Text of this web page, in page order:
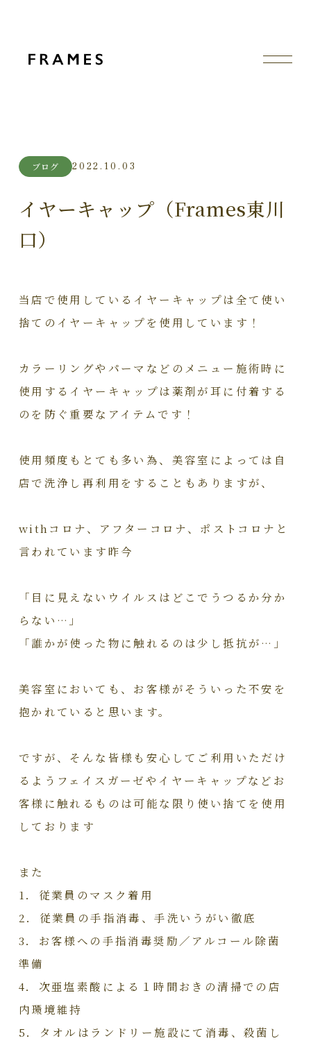
ブログ 2022.10.03
イヤーキャップ（Frames東川
口）
当店で使用しているイヤーキャップは全て使い
捨てのイヤーキャップを使用しています！
カラーリングやパーマなどのメニュー施術時に
使用するイヤーキャップは薬剤が耳に付着する
のを防ぐ重要なアイテムです！
使用頻度もとても多い為、美容室によっては自
店で洗浄し再利用をすることもありますが、
withコロナ、アフターコロナ、ポストコロナと
言われています昨今
「目に見えないウイルスはどこでうつるか分か
らない…」
「誰かが使った物に触れるのは少し抵抗が…」
美容室においても、お客様がそういった不安を
抱かれていると思います。
ですが、そんな皆様も安心してご利用いただけ
るようフェイスガーゼやイヤーキャップなどお
客様に触れるものは可能な限り使い捨てを使用
しております
また
1．従業員のマスク着用
2．従業員の手指消毒、手洗いうがい徹底
3．お客様への手指消毒奨励／アルコール除菌
準備
4．次亜塩素酸による１時間おきの清掃での店
内環境維持
5．タオルはランドリー施設にて消毒、殺菌し